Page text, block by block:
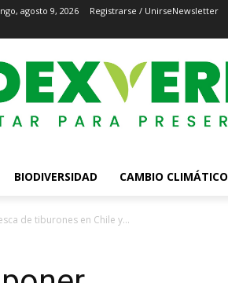
agosto 9, 2026 Registrarse / UnirseNewsletter
BIODIVERSIDAD CAMBIO CLIMÁTICO
de tiburones en Chile y...